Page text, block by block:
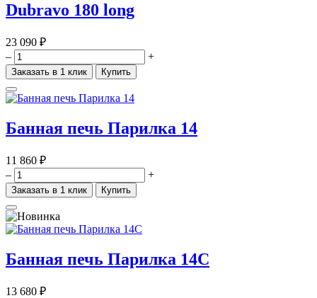
Dubravo 180 long
23 090 ₽
–
+
Заказать в 1 клик Купить
Банная печь Парилка 14
11 860 ₽
–
+
Заказать в 1 клик Купить
Банная печь Парилка 14С
13 680 ₽